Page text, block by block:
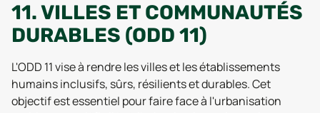
11. VILLES ET COMMUNAUTÉS
DURABLES (ODD 11)
L'ODD 11 vise à rendre les villes et les établissements
humains inclusifs, sûrs, résilients et durables. Cet
objectif est essentiel pour faire face à l'urbanisation